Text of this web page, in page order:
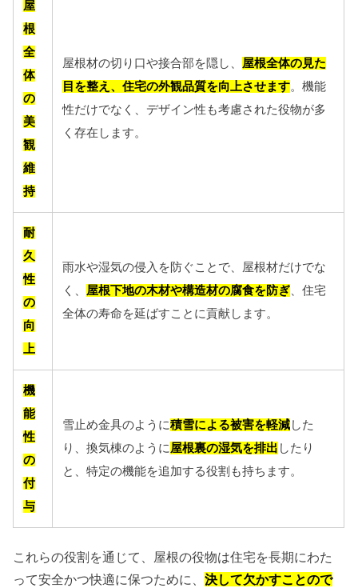
屋
根
全
体
の
美
観
維
持
屋根材の切り口や接合部を隠し、 屋根全体の見た
目を整え、住宅の外観品質を向上させます。機能
性だけでなく、デザイン性も考慮された役物が多
く存在します。
耐
久
性
の
向
上
雨水や湿気の侵入を防ぐことで、屋根材だけでな
く、 屋根下地の木材や構造材の腐食を防ぎ 、住宅
全体の寿命を延ばすことに貢献します。
機
能
性
の
付
与
雪止め金具のように積雪による被害を軽減した
り、換気棟のように屋根裏の湿気を排出 したり
と、特定の機能を追加する役割も持ちます。
これらの役割を通じて、屋根の役物は住宅を長期にわた
って安全かつ快適に保つために、決して欠かすことので